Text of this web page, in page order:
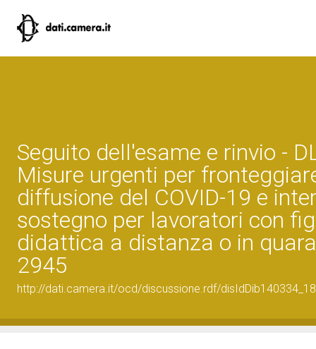
Seguito dell'esame e rinvio -
Misure urgenti per
diffusione del COVID-19 e
sostegno per lavoratori con
didattica a distanza o in
2945
http://dati.camera.it/ocd/discussione.rdf/disIdDib140334_18